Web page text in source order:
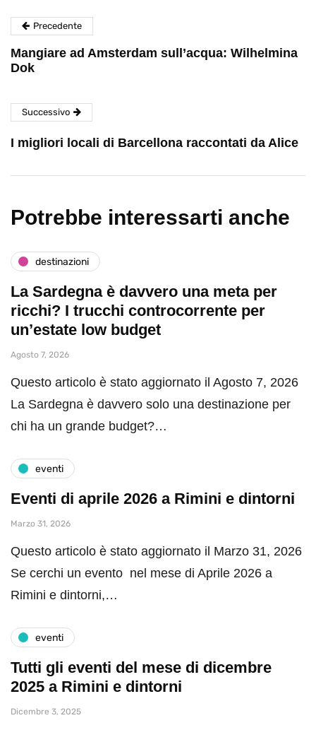
Precedente
Mangiare ad Amsterdam sull’acqua: Wilhelmina
Dok
Successivo
I migliori locali di Barcellona raccontati da Alice
Potrebbe interessarti anche
destinazioni
La Sardegna è davvero una meta per
ricchi? I trucchi controcorrente per
un’estate low budget
Agosto 7, 2026
Questo articolo è stato aggiornato il Agosto 7, 2026
La Sardegna è davvero solo una destinazione per
chi ha un grande budget?…
eventi
Eventi di aprile 2026 a Rimini e dintorni
Marzo 31, 2026
Questo articolo è stato aggiornato il Marzo 31, 2026
Se cerchi un evento nel mese di Aprile 2026 a
Rimini e dintorni,…
eventi
Tutti gli eventi del mese di dicembre
2025 a Rimini e dintorni
Dicembre 3, 2025